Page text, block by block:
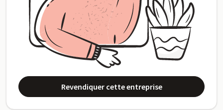
Revendiquer cette entreprise